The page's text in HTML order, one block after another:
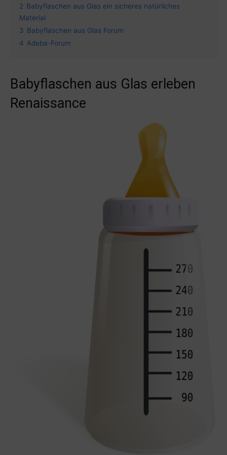
2 Babyflaschen aus Glas ein sicheres natürliches
Material
3 Babyflaschen aus Glas Forum
4 Adeba-Forum
Babyflaschen aus Glas erleben
Renaissance